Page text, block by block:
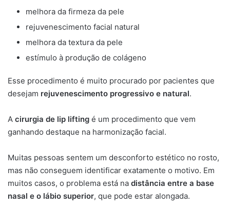
melhora da firmeza da pele
rejuvenescimento facial natural
melhora da textura da pele
estímulo à produção de colágeno
Esse procedimento é muito procurado por pacientes que
desejam rejuvenescimento progressivo e natural.
A cirurgia de lip lifting é um procedimento que vem
ganhando destaque na harmonização facial.
Muitas pessoas sentem um desconforto estético no rosto,
mas não conseguem identificar exatamente o motivo. Em
muitos casos, o problema está na distância entre a base
nasal e o lábio superior, que pode estar alongada.